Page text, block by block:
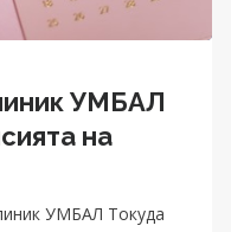
УМБАЛ
на
УМБАЛ Токуда